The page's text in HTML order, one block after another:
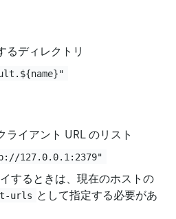
るディレクトリ
ライアント URL のリスト
127.0.0.1:2379"
するときは、現在のホストの
urls として指定する必要があ